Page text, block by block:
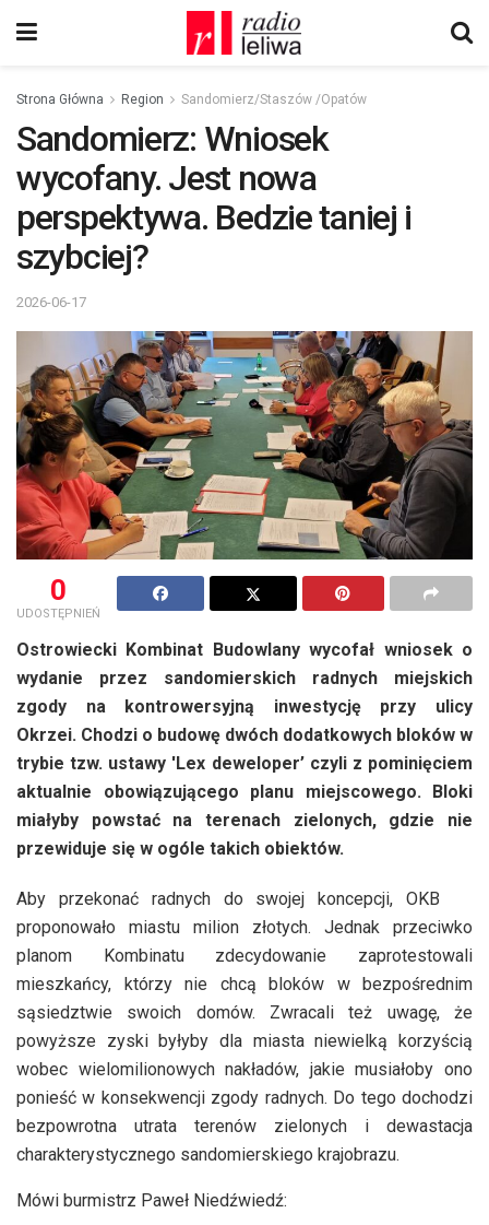
Strona Główna Region Sandomierz/Staszów /Opatów
Sandomierz: Wniosek
wycofany. Jest nowa
perspektywa. Bedzie taniej i
szybciej?
2026-06-17
0
UDOSTĘPNIEŃ
Ostrowiecki Kombinat Budowlany wycofał wniosek o
wydanie przez sandomierskich radnych miejskich
zgody na kontrowersyjną inwestycję przy ulicy
Okrzei. Chodzi o budowę dwóch dodatkowych bloków w
trybie tzw. ustawy 'Lex deweloper’ czyli z pominięciem
aktualnie obowiązującego planu miejscowego. Bloki
miałyby powstać na terenach zielonych, gdzie nie
przewiduje się w ogóle takich obiektów.
Aby przekonać radnych do swojej koncepcji, OKB
proponowało miastu milion złotych. Jednak przeciwko
planom Kombinatu zdecydowanie zaprotestowali
mieszkańcy, którzy nie chcą bloków w bezpośrednim
sąsiedztwie swoich domów. Zwracali też uwagę, że
powyższe zyski byłyby dla miasta niewielką korzyścią
wobec wielomilionowych nakładów, jakie musiałoby ono
ponieść w konsekwencji zgody radnych. Do tego dochodzi
bezpowrotna utrata terenów zielonych i dewastacja
charakterystycznego sandomierskiego krajobrazu.
Mówi burmistrz Paweł Niedźwiedź: